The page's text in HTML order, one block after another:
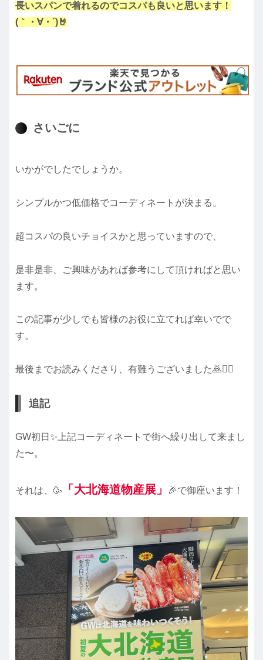
長いスパンで着れるのでコスパも良いと思います！
(｀・∀・´)🤘
さいごに
いかがでしたでしょうか。
シンプルかつ低価格でコーディネートが決まる。
超コスパの良いチョイスかと思っていますので、
是非是非、ご興味があれば参考にして頂ければと思い
ます。
この記事が少しでも皆様のお役に立てれば幸いでで
す。
最後までお読みくださり、有難うございました🙇🙇‍♀️
追記
GW初日✨上記コーディネートで街へ繰り出して来まし
た〜。
それは、🥳 「 大北海道物産展」 🎉で御座います！